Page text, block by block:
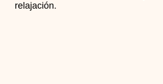
relajación.